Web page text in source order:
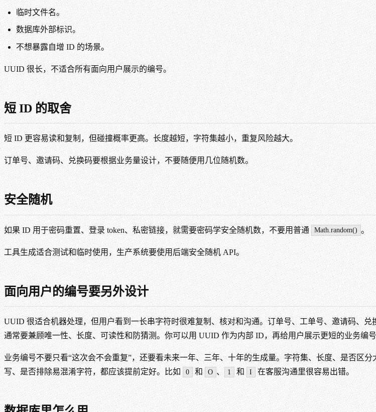
临时文件名。
数据库外部标识。
不想暴露自增 ID 的场景。
UUID 很长，不适合所有面向用户展示的编号。
短 ID 的取舍
短 ID 更容易读和复制，但碰撞概率更高。长度越短，字符集越小，重复风险越大。
订单号、邀请码、兑换码要根据业务量设计，不要随便用几位随机数。
安全随机
如果 ID 用于密码重置、登录 token、私密链接，就需要密码学安全随机数，不要用普通 Math.random() 。
工具生成适合测试和临时使用，生产系统要使用后端安全随机 API。
面向用户的编号要另外设计
UUID 很适合机器处理，但用户看到一长串字符时很难复制、核对和沟通。订单号、工单号、邀请码、兑
通常要兼顾唯一性、长度、可读性和防猜测。你可以用 UUID 作为内部 ID，再给用户展示更短的业务编
业务编号不要只看“这次会不会重复”，还要看未来一年、三年、十年的生成量。字符集、长度、是否区分
写、是否排除易混淆字符，都应该提前定好。比如 0 和 O 、 1 和 I 在客服沟通里很容易出错。